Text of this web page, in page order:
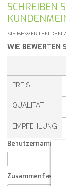
SCHREIBEN
SIE BEWERTEN DEN
WIE BEWERTEN
PREIS
QUALITÄT
EMPFEHLUNG
Benutzername: